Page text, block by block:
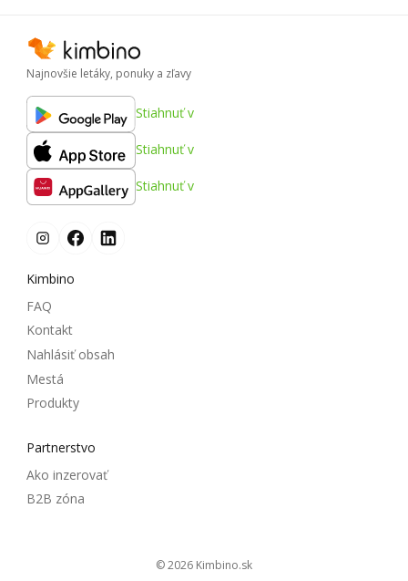
Najnovšie letáky, ponuky a zľavy
Stiahnuť v
Stiahnuť v
Stiahnuť v
Kimbino
FAQ
Kontakt
Nahlásiť obsah
Mestá
Produkty
Partnerstvo
Ako inzerovať
B2B zóna
© 2026 kimbino.sk